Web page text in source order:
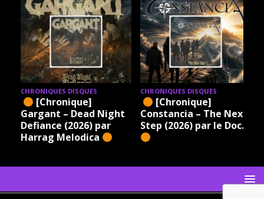
CHRONIQUES DISQUES
[Chronique]
Gargant – Dead Night
Defiance (2026) par
Harrag Melodica
CHRONIQUES DISQUES
[Chronique]
Constancia – The Next
Step (2026) par le Doc.